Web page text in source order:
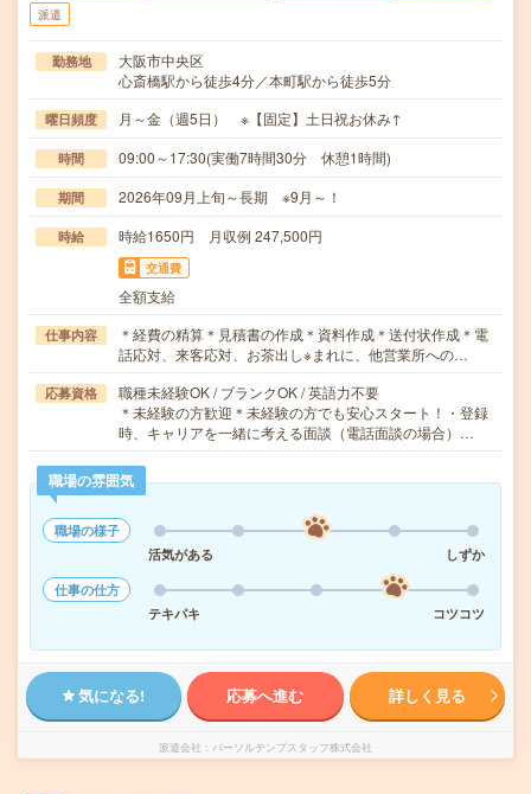
派遣
勤務地
大阪市中央区
心斎橋駅から徒歩4分／本町駅から徒歩5分
曜日頻度 月～金（週5日） ※【固定】土日祝お休み↑
時間 09:00～17:30(実働7時間30分 休憩1時間)
期間 2026年09月上旬～長期 ※9月～！
時給 時給1650円 月収例 247,500円
交通費
全額支給
仕事内容
＊経費の精算＊見積書の作成＊資料作成＊送付状作成＊電
話応対、来客応対、お茶出し※まれに、他営業所への…
応募資格
職種未経験OK / ブランクOK / 英語力不要
＊未経験の方歓迎＊未経験の方でも安心スタート！・登録
時、キャリアを一緒に考える面談（電話面談の場合）…
職場の雰囲気
職場の様子
活気がある
しずか
仕事の仕方
テキパキ
コツコツ
気になる! 応募へ進む 詳しく見る
派遣会社 パーソルテンプスタッフ株式会社